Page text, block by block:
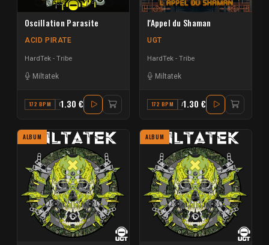
Oscillation Parasite
ACID PIRATE
HardTek - Tribe
Miltatek
172 BPM G#1.30 €
l'Appel du Shaman
UGT
HardTek - Tribe
Miltatek
172 BPM A#1.30 €
ALBUM ALBUM